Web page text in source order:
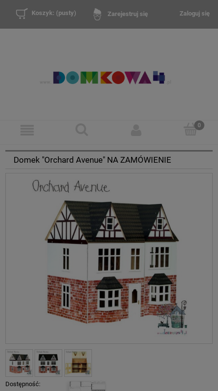
Zarejestruj się Zaloguj się
Koszyk: (pusty)
Domek "Orchard Avenue" NA ZAMÓWIENIE
Dostępność: